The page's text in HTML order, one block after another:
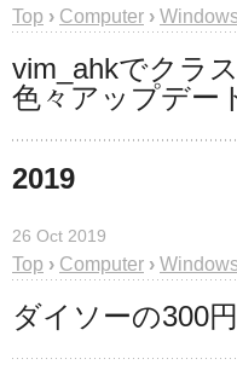
Top › Computer ›
vim_ahkでクラ
色々アップデー
2019
26 Oct 2019
Top › Computer ›
ダイソーの300